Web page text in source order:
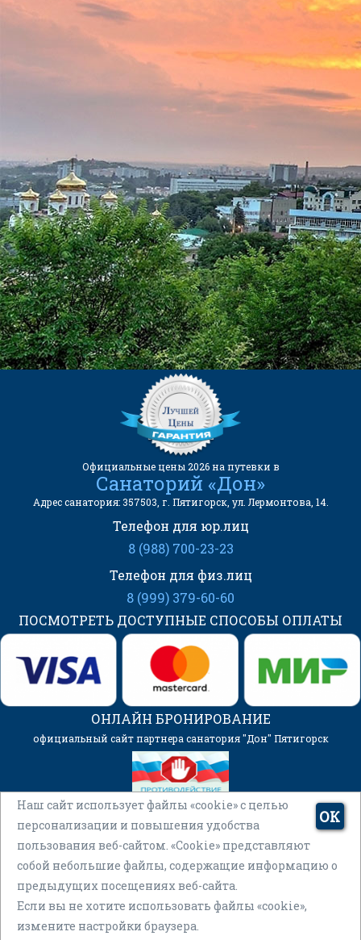
КОНТАКТЫ
ЕДИНОЙ СЛУЖБЫ БРОНИРОВАНИЯ:
8 (999) 379-60-60
(Бесплатный звонок)
kurortinfo@mail.ru
АДРЕС САНАТОРИЯ:
357503, г. Пятигорск, ул.
Лермонтова, 14.
Официальные цены 2026 на путевки в
Санаторий «Дон»
Адрес санатория: 357503, г. Пятигорск, ул. Лермонтова, 14.
Телефон для юр.лиц
8 (988) 700-23-23
Телефон для физ.лиц
8 (999) 379-60-60
ПОСМОТРЕТЬ ДОСТУПНЫЕ СПОСОБЫ ОПЛАТЫ
ОНЛАЙН БРОНИРОВАНИЕ
официальный сайт партнера санатория "Дон" Пятигорск
© 2026 ООО “Единая Служба Бронирования”
ИНН2632088885 ОГРН1082632000032 - официальные цены на
путевки
Политика конфиденциальности
ОК
Наш сайт использует файлы «cookie» с целью
персонализации и повышения удобства
пользования веб-сайтом. «Cookie» представляют
собой небольшие файлы, содержащие информацию о
предыдущих посещениях веб-сайта.
Если вы не хотите использовать файлы «cookie»,
измените настройки браузера.